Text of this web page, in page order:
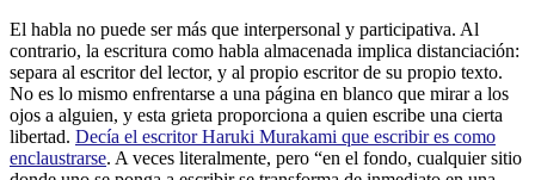
El habla no puede ser más que interpersonal y participativa. Al
contrario, la escritura como habla almacenada implica distanciación:
separa al escritor del lector, y al propio escritor de su propio texto.
No es lo mismo enfrentarse a una página en blanco que mirar a los
ojos a alguien, y esta grieta proporciona a quien escribe una cierta
libertad. Decía el escritor Haruki Murakami que escribir es como
enclaustrarse. A veces literalmente, pero “en el fondo, cualquier sitio